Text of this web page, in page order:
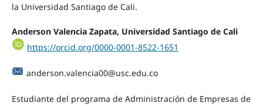
la Universidad Santiago de Cali.
Anderson Valencia Zapata, Universidad Santiago de Cali
https://orcid.org/0000-0001-8522-1651
anderson.valencia00@usc.edu.co
Estudiante del programa de Administración de Empresas de